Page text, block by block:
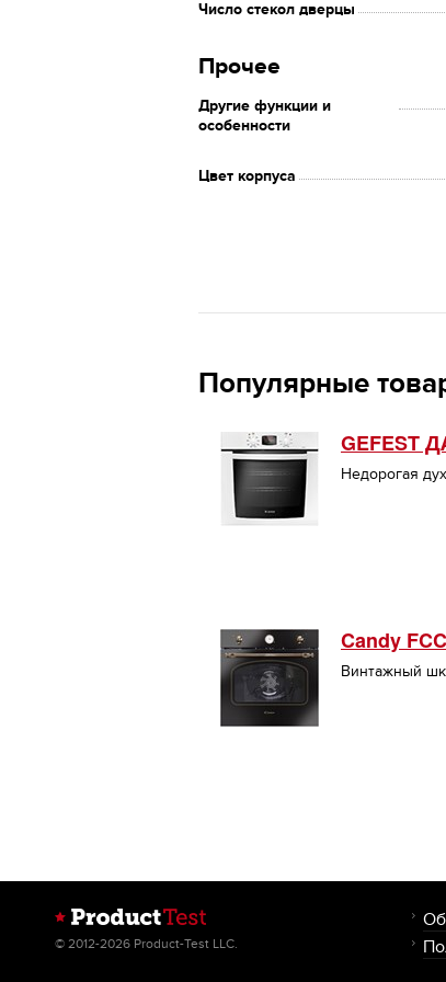
Число стекол дверцы
Прочее
Другие функции и
особенности
Цвет корпуса
Популярные
GEFEST
Недорогая
Candy
Винтажный
© 2012-2026 Product-Test LLC.